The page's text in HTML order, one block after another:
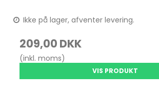
Ikke på lager, afventer levering.
209,00 DKK
(inkl. moms)
VIS PRODUKT